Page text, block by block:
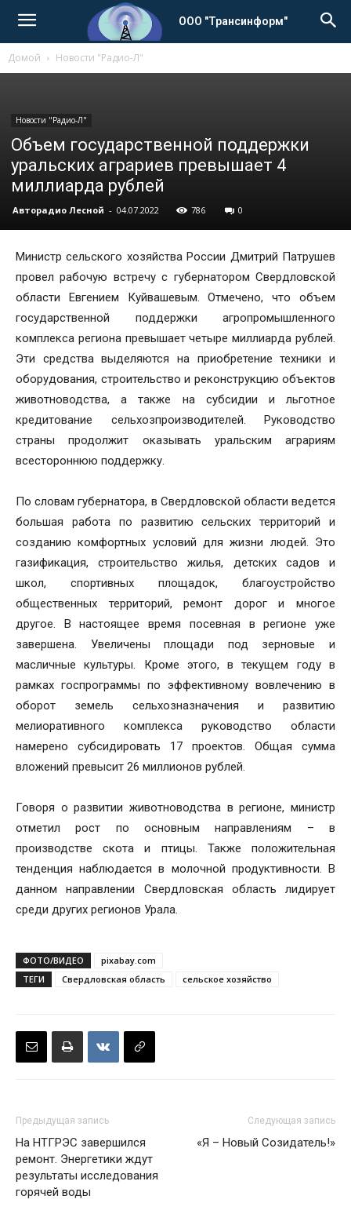
ООО "Трансинформ"
Домой Новости "Радио-Л"
Новости "Радио-Л"
Объем государственной поддержки
уральских аграриев превышает 4
миллиарда рублей
Авторадио Лесной - 04.07.2022 786 0
Министр сельского хозяйства России Дмитрий Патрушев
провел рабочую встречу с губернатором Свердловской
области Евгением Куйвашевым. Отмечено, что объем
государственной поддержки агропромышленного
комплекса региона превышает четыре миллиарда рублей.
Эти средства выделяются на приобретение техники и
оборудования, строительство и реконструкцию объектов
животноводства, а также на субсидии и льготное
кредитование сельхозпроизводителей. Руководство
страны продолжит оказывать уральским аграриям
всестороннюю поддержку.
По словам губернатора, в Свердловской области ведется
большая работа по развитию сельских территорий и
созданию комфортных условий для жизни людей. Это
газификация, строительство жилья, детских садов и
школ, спортивных площадок, благоустройство
общественных территорий, ремонт дорог и многое
другое. В настоящее время посевная в регионе уже
завершена. Увеличены площади под зерновые и
масличные культуры. Кроме этого, в текущем году в
рамках госпрограммы по эффективному вовлечению в
оборот земель сельхозназначения и развитию
мелиоративного комплекса руководство области
намерено субсидировать 17 проектов. Общая сумма
вложений превысит 26 миллионов рублей.
Говоря о развитии животноводства в регионе, министр
отметил рост по основным направлениям – в
производстве скота и птицы. Также положительная
тенденция наблюдается в молочной продуктивности. В
данном направлении Свердловская область лидирует
среди других регионов Урала.
ФОТО/ВИДЕО
pixabay.com
ТЕГИ
Свердловская область сельское хозяйство
Предыдущая запись
На НТГРЭС завершился
ремонт. Энергетики ждут
результаты исследования
горячей воды
Следующая запись
«Я – Новый Созидатель!»